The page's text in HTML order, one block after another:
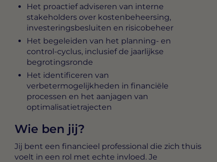
Het proactief adviseren van interne
stakeholders over kostenbeheersing,
investeringsbesluiten en risicobeheer
Het begeleiden van het planning- en
control-cyclus, inclusief de jaarlijkse
begrotingsronde
Het identificeren van
verbetermogelijkheden in financiële
processen en het aanjagen van
optimalisatietrajecten
Wie ben jij?
Jij bent een financieel professional die zich thuis
voelt in een rol met echte invloed. Je